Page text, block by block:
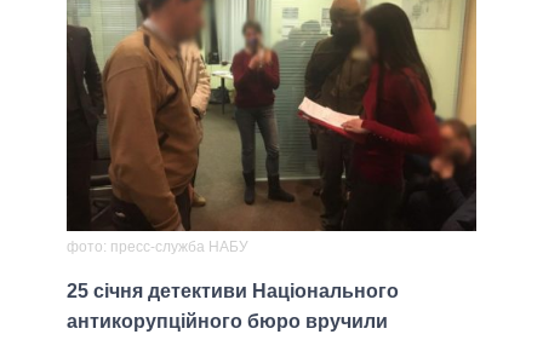
фото: пресс-служба НАБУ
25 січня детективи Національного
антикорупційного бюро вручили